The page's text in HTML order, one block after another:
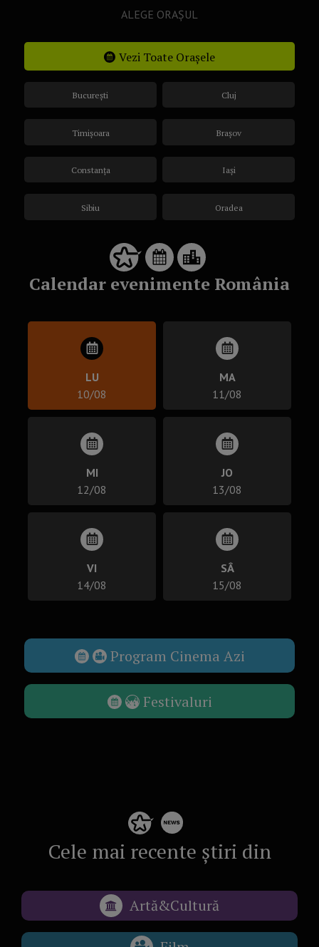
ALEGE ORAȘUL
Vezi Toate Orașele
București
Timișoara
Constanța
Sibiu
Cluj
Brașov
Iași
Oradea
Calendar evenimente România
LU
10/08
MA
11/08
MI
12/08
JO
13/08
VI
14/08
SÂ
15/08
Program Cinema Azi
Festivaluri
Cele mai recente știri din
Artă&Cultură